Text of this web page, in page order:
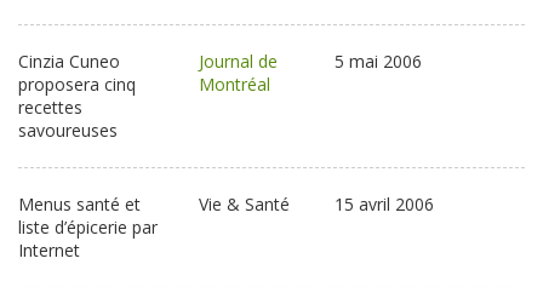
Cinzia Cuneo
proposera cinq
recettes
savoureuses
Journal de
Montréal
5 mai 2006
Menus santé et
liste d’épicerie par
Internet
Vie & Santé 15 avril 2006